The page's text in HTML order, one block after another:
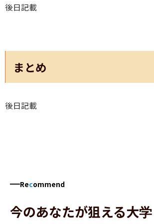
後日記載
まとめ
後日記載
Recommend
今のあなたが狙える大学